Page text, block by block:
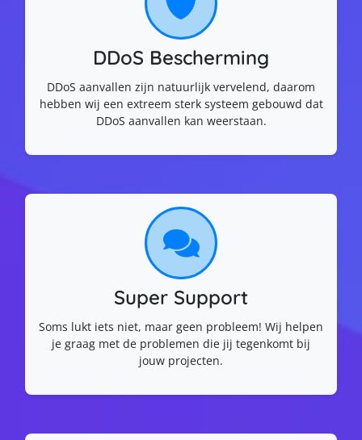
DDoS Bescherming
DDoS aanvallen zijn natuurlijk vervelend, daarom
hebben wij een extreem sterk systeem gebouwd dat
DDoS aanvallen kan weerstaan.
Super Support
Soms lukt iets niet, maar geen probleem! Wij helpen
je graag met de problemen die jij tegenkomt bij
jouw projecten.